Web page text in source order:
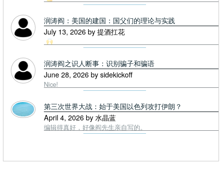
润涛阎：美国的建国：国父们的理论与实践
July 13, 2026 by 提酒扛花
润涛阎之识人断事：识别骗子和骗语
June 28, 2026 by sidekickoff
Nice!
第三次世界大战：始于美国以色列攻打伊朗？
April 4, 2026 by 水晶蓝
编辑得真好，好像阎先生亲自写的。